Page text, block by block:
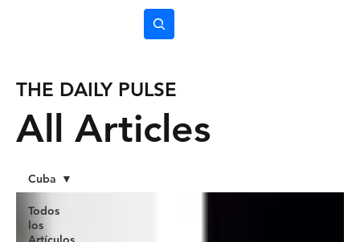
All Articles
THE DAILY PULSE
Todos
los
Cuba